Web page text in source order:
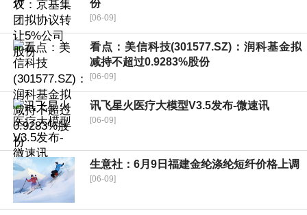
份
[06-09]
看点：美信科技(301577.SZ)：润科基金拟
减持不超过0.9283%股份
[06-09]
讯飞星火医疗大模型V3.5发布-微速讯
[06-09]
生意社：6月9日福建金纶涤纶短纤价格上调
[06-09]